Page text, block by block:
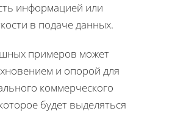
информацией или
в подаче данных.
примеров может
и опорой для
коммерческого
будет выделяться